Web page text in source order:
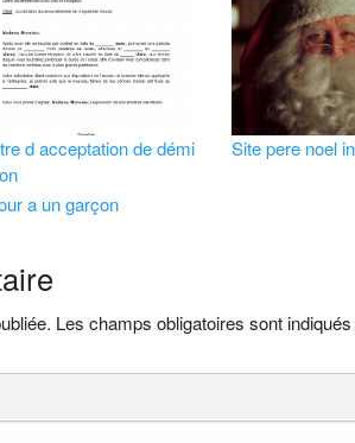
d acceptation de démi
Site pere noel
a un garçon
Les champs obligatoires sont